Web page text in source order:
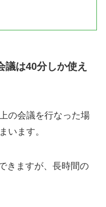
議は40分しか使え
の会議を行なった場
います。
きますが、長時間の